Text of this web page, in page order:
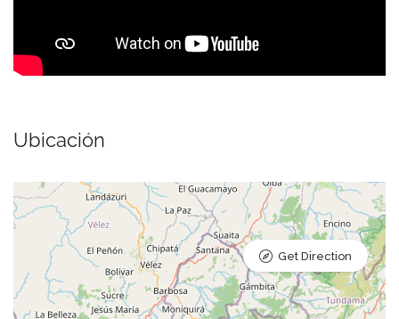
Ubicación
Get Direction